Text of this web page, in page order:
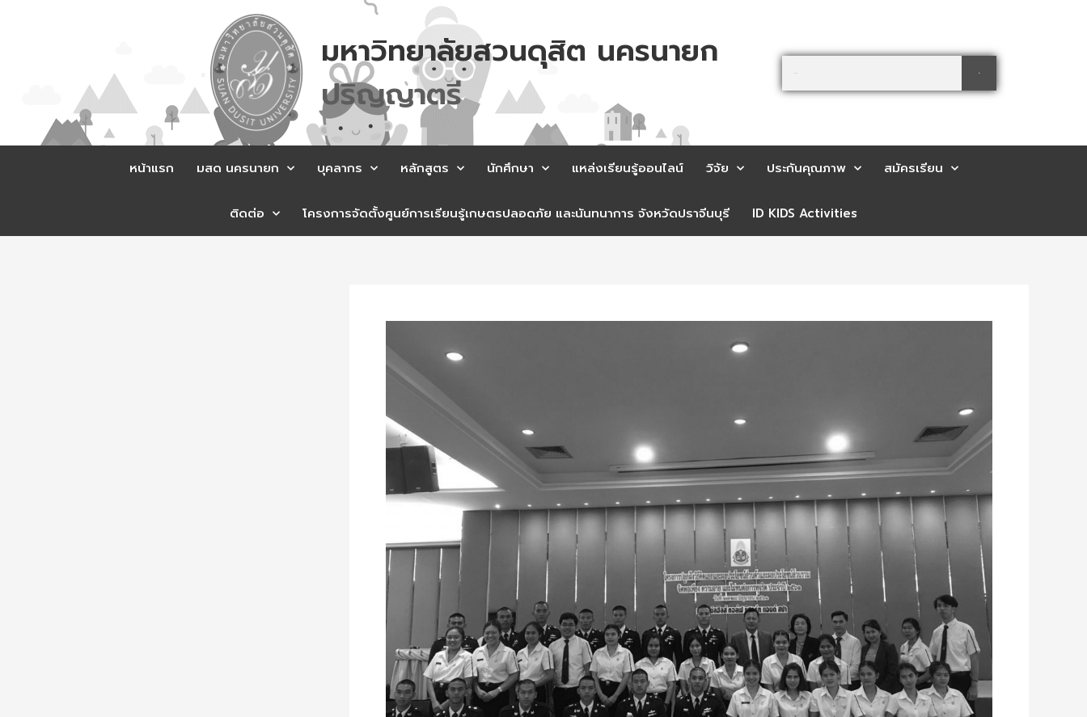
มหาวิทยาลัยสวนดุสิต นครนายก
า ต ร
สมครเล
Search
หน้าแรก มสด นครนายก บุคลากร หลักสูตร นักศึกษา แหล่งเรียนรู้ออนไลน์ วิจัย ประกันคุณภาพ สมัครเรียน
ติดต่อ โครงการจัดตั้งศูนย์การเรียนรู้เกษตรปลอดภัย และนันทนาการ จังหวัดปราจีนบุรี ID KIDS Activities